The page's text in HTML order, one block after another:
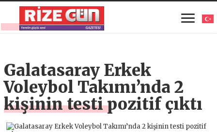
Galatasaray Erkek
Voleybol Takımı’nda 2
kişinin testi pozitif çıktı